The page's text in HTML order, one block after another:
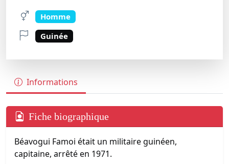
Homme
Guinée
Informations
Fiche biographique
Béavogui Famoi était un militaire guinéen,
capitaine, arrêté en 1971.